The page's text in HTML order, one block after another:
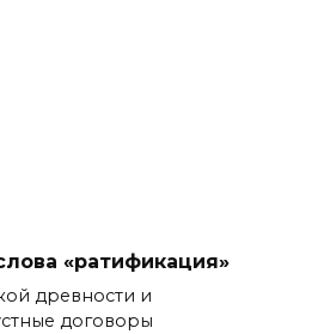
«ратификация»
древности и
договоры